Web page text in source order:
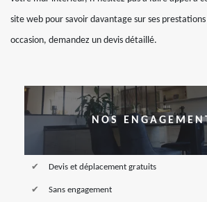
site web pour savoir davantage sur ses
occasion, demandez un devis détaillé.
NOS
Devis et déplacement gratuits
Sans engagement